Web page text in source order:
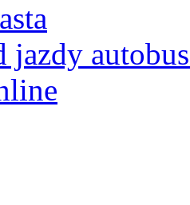
jazdy